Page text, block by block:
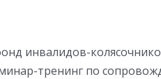
инвалидов-
тренинг по